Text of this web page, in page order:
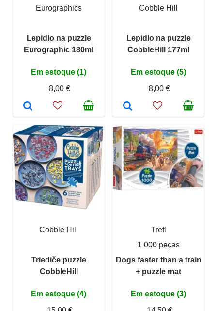
Eurographics
Lepidlo na puzzle
Eurographic 180ml
Em estoque (1)
8,00 €
Cobble Hill
Lepidlo na puzzle
CobbleHill 177ml
Em estoque (5)
8,00 €
Cobble Hill
Triediče puzzle
CobbleHill
Em estoque (4)
Trefl
1 000 peças
Dogs faster than a train
+ puzzle mat
Em estoque (3)